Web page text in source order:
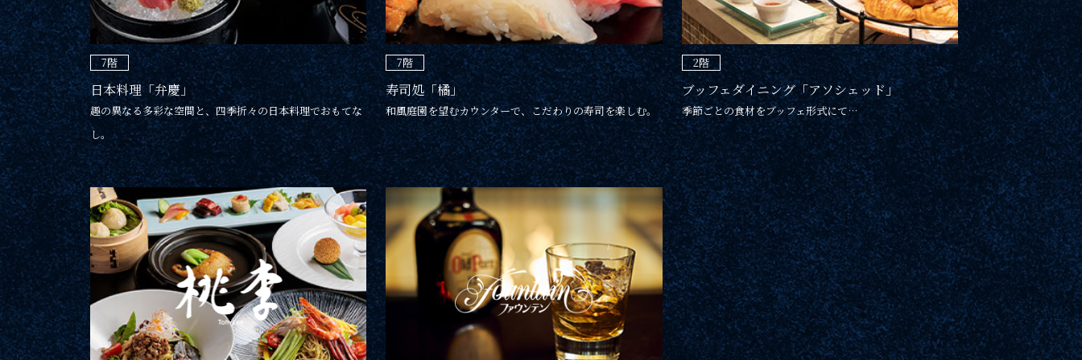
7階
日本料理「弁慶」
趣の異なる多彩な空間と、四季折々の日本料理でおもてな
し。
7階
寿司処「橘」
和風庭園を望むカウンターで、こだわりの寿司を楽しむ。
2階
ブッフェダイニング「アソシェッド」
季節ごとの食材をブッフェ形式にて…